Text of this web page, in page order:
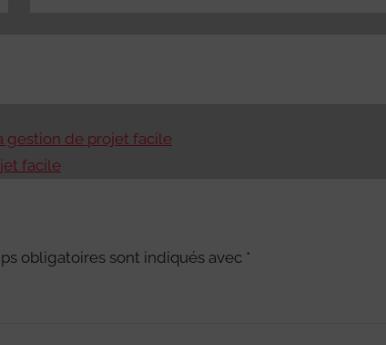
gestion de projet facile
facile
obligatoires sont indiqués avec *